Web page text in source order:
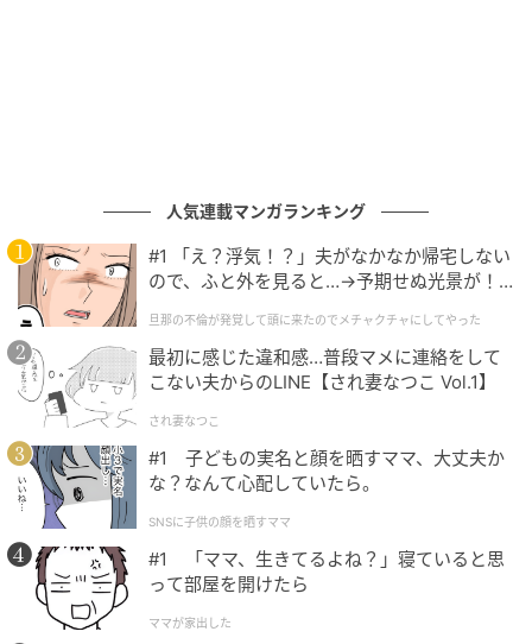
子育ての会というより、人を集めて何かを信じさせる
類いの、あの種の組織。鳥肌が、腕から首筋へと這い
上がってきた。
「…これに、誘われてたの」
声に出してみて、急に足元が崩れる気がした。
一緒に食べたランチ。たわいない雑談。子どもを遊ば
せた公園の午後。あの時間は全部、この日のための準
備だったのだろうか。
「あの優しさ、本物だったのかな」
考えれば考えるほど、わからなくなった。露骨な意地
人気連載マンガランキング
#1 「え？浮気！？」夫がなかなか帰宅しない
ので、ふと外を見ると…→予期せぬ光景が！
クチャにしてやった
旦那の不倫が発覚して頭に来たのでメチャクチャにしてやった
最初に感じた違和感…普段マメに連絡をして
こない夫からのLINE【され妻なつこ Vol.1】
され妻なつこ
#1 子どもの実名と顔を晒すママ、大丈夫か
な？なんて心配していたら。
SNSに子供の顔を晒すママ
#1 「ママ、生きてるよね？」寝ていると思
って部屋を開けたら
ママが家出した